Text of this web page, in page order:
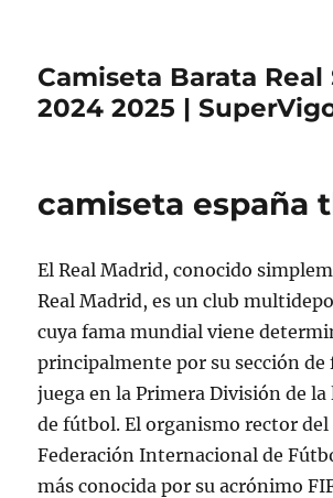
Camiseta Barata Real
2024 2025 |
camiseta españa
El Real Madrid, conocido
Real Madrid, es un club
cuya fama mundial viene
principalmente por su sección de
juega en la Primera División de la
de fútbol. El organismo rector
Federación Internacional de
más conocida por su acrónimo